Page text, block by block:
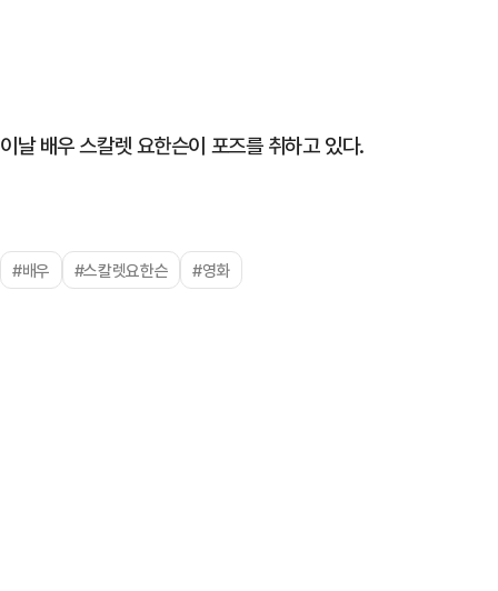
이날 배우 스칼렛 요한슨이 포즈를 취하고 있다.
#배우 #스칼렛요한슨 #영화